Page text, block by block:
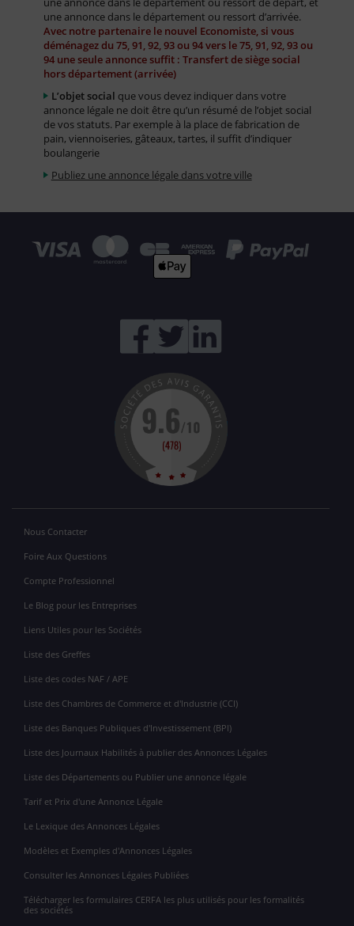
une annonce dans le département ou ressort d’arrivée.
Avec notre partenaire le nouvel Economiste, si vous
déménagez du 75, 91, 92, 93 ou 94 vers le 75, 91, 92, 93 ou
94 une seule annonce suffit : Transfert de siège social
hors département (arrivée)
L’objet social que vous devez indiquer dans votre
annonce légale ne doit être qu’un résumé de l’objet social
de vos statuts. Par exemple à la place de fabrication de
pain, viennoiseries, gâteaux, tartes, il suffit d’indiquer
boulangerie
Publiez une annonce légale dans votre ville
Nous Contacter
Foire Aux Questions
Compte Professionnel
Le Blog pour les Entreprises
Liens Utiles pour les Sociétés
Liste des Greffes
Liste des codes NAF / APE
Liste des Chambres de Commerce et d'Industrie (CCI)
Liste des Banques Publiques d'Investissement (BPI)
Liste des Journaux Habilités à publier des Annonces Légales
Liste des Départements ou Publier une annonce légale
Tarif et Prix d'une Annonce Légale
Le Lexique des Annonces Légales
Modèles et Exemples d'Annonces Légales
Consulter les Annonces Légales Publiées
Télécharger les formulaires CERFA les plus utilisés pour les formalités
des sociétés